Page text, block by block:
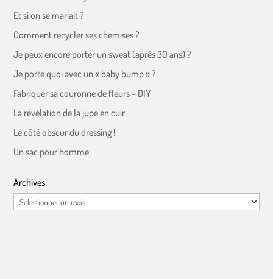
Et si on se mariait ?
Comment recycler ses chemises ?
Je peux encore porter un sweat (après 30 ans) ?
Je porte quoi avec un « baby bump » ?
Fabriquer sa couronne de fleurs – DIY
La révélation de la jupe en cuir
Le côté obscur du dressing !
Un sac pour homme
Archives
Archives